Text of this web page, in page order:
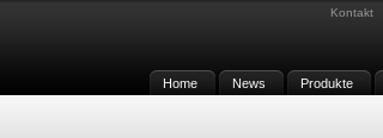
Kontakt
Home News Produkte